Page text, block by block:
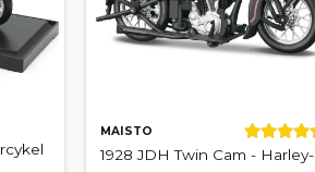
MAISTO
1928 JDH Twin Cam - Harley-